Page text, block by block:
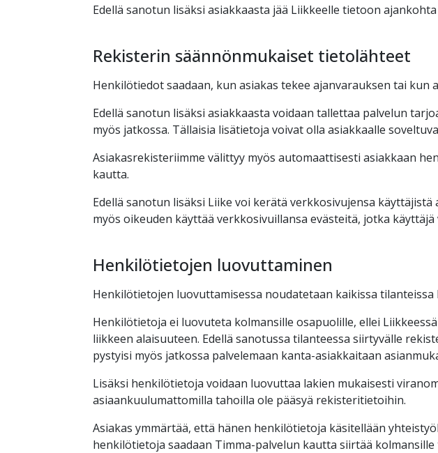
Edellä sanotun lisäksi asiakkaasta jää Liikkeelle tietoon
Rekisterin säännönmukaiset tietolähteet
Henkilötiedot saadaan, kun asiakas tekee ajanvarauksen tai
Edellä sanotun lisäksi asiakkaasta voidaan tallettaa palvelun
myös jatkossa. Tällaisia lisätietoja voivat olla asiakkaalle
Asiakasrekisteriimme välittyy myös automaattisesti asiakkaan
kautta.
Edellä sanotun lisäksi Liike voi kerätä verkkosivujensa
myös oikeuden käyttää verkkosivuillansa evästeitä, jotka
Henkilötietojen luovuttaminen
Henkilötietojen luovuttamisessa noudatetaan kaikissa tilanteissa
Henkilötietoja ei luovuteta kolmansille osapuolille, ellei
liikkeen alaisuuteen. Edellä sanotussa tilanteessa siirtyvälle
pystyisi myös jatkossa palvelemaan kanta-asiakkaitaan
Lisäksi henkilötietoja voidaan luovuttaa lakien mukaisesti
asiaankuulumattomilla tahoilla ole pääsyä rekisteritietoihin.
Asiakas ymmärtää, että hänen henkilötietoja käsitellään
henkilötietoja saadaan Timma-palvelun kautta siirtää